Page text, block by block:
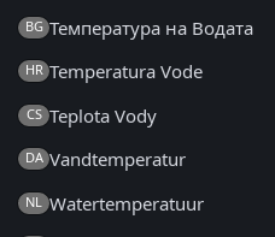
BG Температура на Водата
HR Temperatura Vode
CS Teplota Vody
DA Vandtemperatur
NL Watertemperatuur